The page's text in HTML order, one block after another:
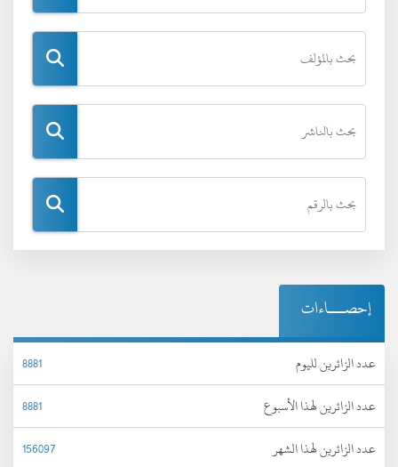
إحصـــاءات
عدد الزائرين لليوم
8881
عدد الزائرين لهذا الأسبوع
8881
عدد الزائرين لهذا الشهر
156097